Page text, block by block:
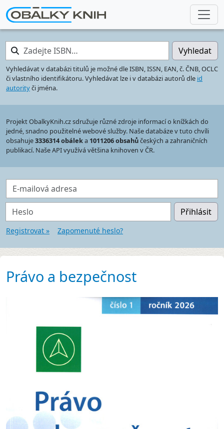
Zadejte ISBN… Vyhledat
Vyhledávat v databázi titulů je možné dle ISBN, ISSN, EAN, č. ČNB, OCLC
či vlastního identifikátoru. Vyhledávat lze i v databázi autorů dle id
autorityči jména.
Projekt ObalkyKnih.cz sdružuje různé zdroje informací o knížkách do
jedné, snadno použitelné webové služby. Naše databáze v tuto chvíli
obsahuje3336314 obáleka 1011206 obsahůčeských a zahraničních
publikací. Naše API využívá většina knihoven v ČR.
E-mailová adresa
Heslo Přihlásit
Registrovat » Zapomenuté heslo?
Právo a bezpečnost